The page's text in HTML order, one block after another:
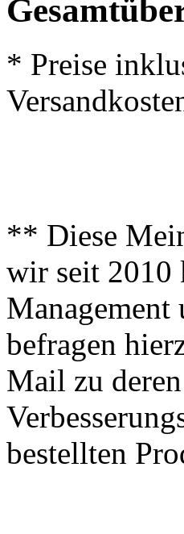
* Preise
** Diese
wir seit 2010
befragen
Mail zu
bestellten